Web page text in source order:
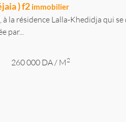
) f2 immobilier
la résidence Lalla-Khedidja qui
par...
260 000 DA/ M 2